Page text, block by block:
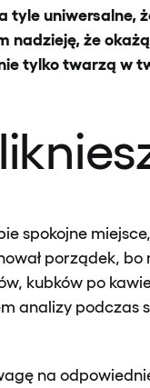
tyle
nadzieję, że
tylko twarzą w
spokojne
porządek,
kubków po
analizy podczas
na